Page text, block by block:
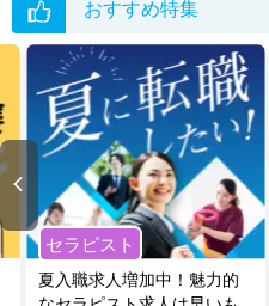
おすすめ特集
セラピスト
夏入職求人増加中！魅力的